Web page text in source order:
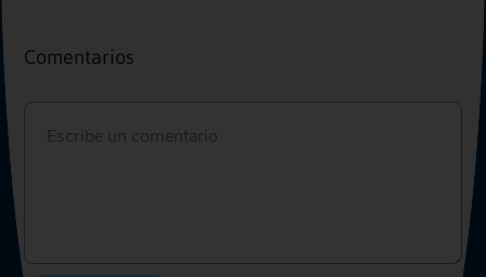
Comentarios